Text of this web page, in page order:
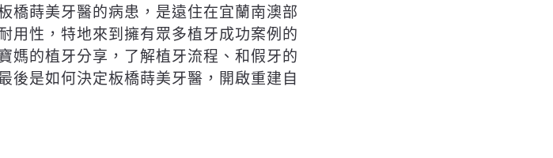
橋蒔美牙醫的病患，是遠住在宜蘭南澳部
用性，特地來到擁有眾多植牙成功案例的
媽的植牙分享，了解植牙流程、和假牙的
後是如何決定板橋蒔美牙醫，開啟重建自